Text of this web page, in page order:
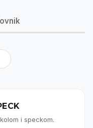
i speckom.